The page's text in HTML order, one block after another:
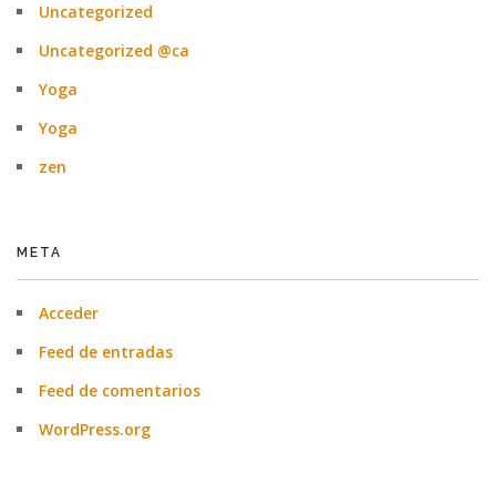
Uncategorized
Uncategorized @ca
Yoga
Yoga
zen
META
Acceder
Feed de entradas
Feed de comentarios
WordPress.org